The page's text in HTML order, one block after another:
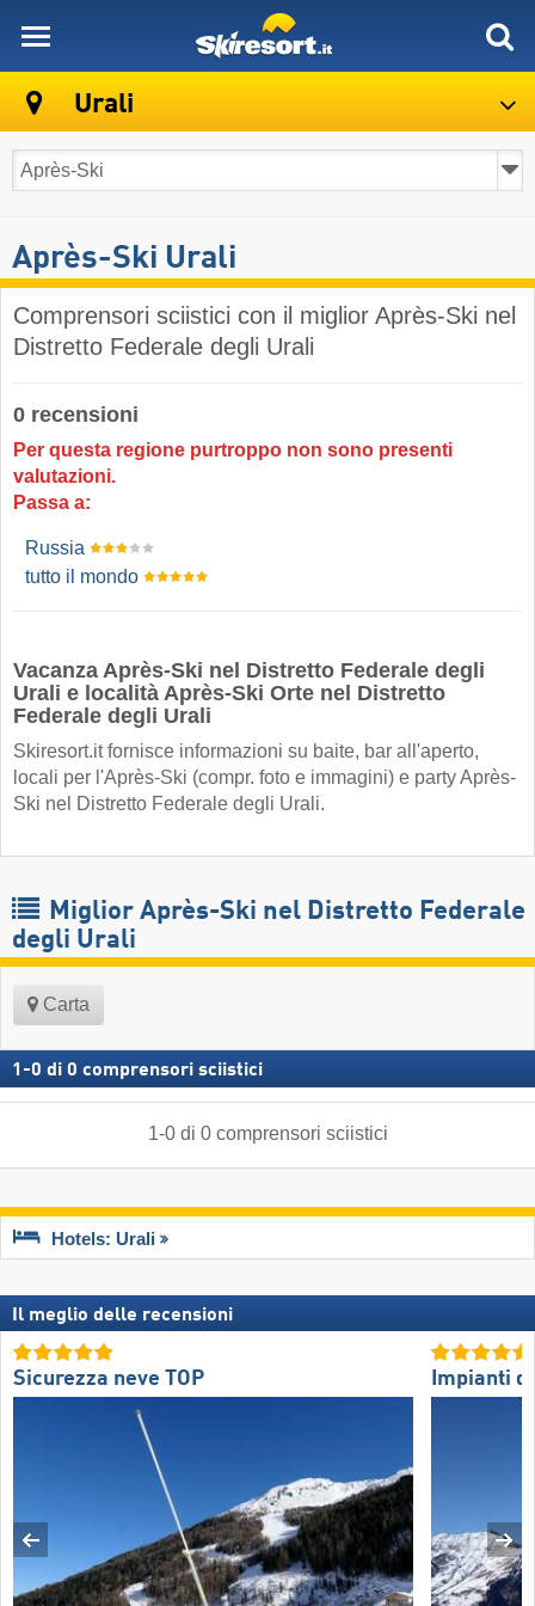
Urali
Après-Ski Urali
Comprensori sciistici con il miglior Après-Ski nel
Distretto Federale degli Urali
0 recensioni
Per questa regione purtroppo non sono presenti
valutazioni.
Passa a:
Russia
tutto il mondo
Vacanza Après-Ski nel Distretto Federale degli
Urali e località Après-Ski Orte nel Distretto
Federale degli Urali
Skiresort.it fornisce informazioni su baite, bar all'aperto,
locali per l'Après-Ski (compr. foto e immagini) e party Après-
Ski nel Distretto Federale degli Urali.
Miglior Après-Ski nel Distretto Federale
degli Urali
Carta
1 -0 di 0 comprensori sciistici
1-0di 0 comprensori sciistici
Hotels: Urali
Il meglio delle recensioni
Sicurezza neve TOP Impianti